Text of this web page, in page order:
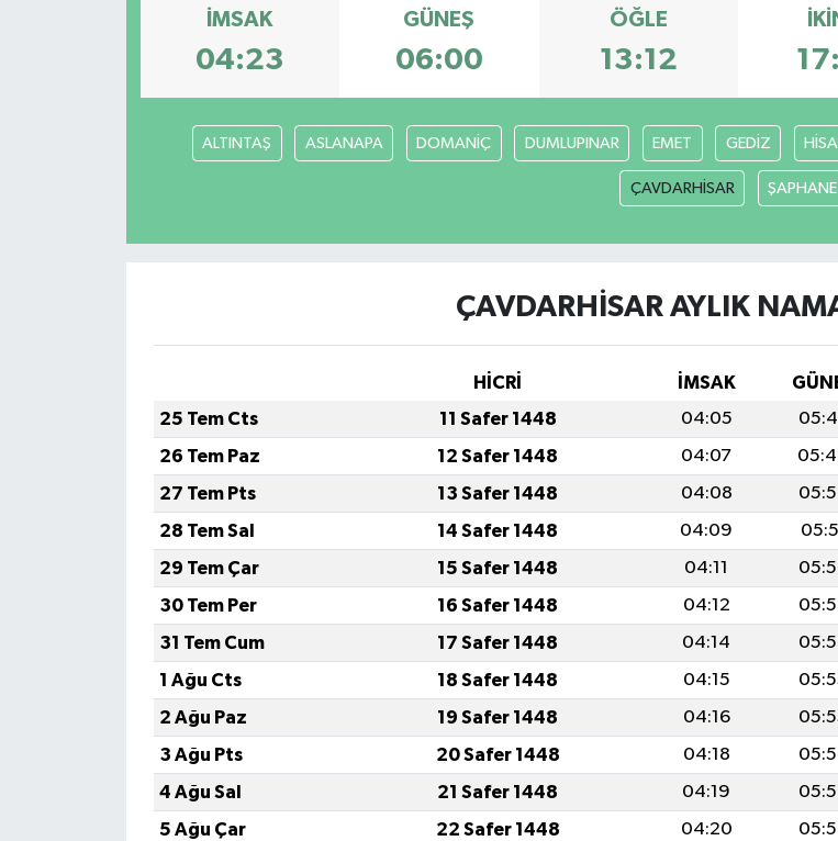
İMSAK
04:23
GÜNEŞ
06:00
ÖĞLE
13:12
ALTINTAŞ ASLANAPA DOMANİÇ DUMLUPINAR EMET GEDİZ
ÇAVDARHİSAR ŞAPHANE
ÇAVDARHİSAR AYLIK
HİCRİ İMSAK
25 Tem Cts
11 Safer 1448 04:05
26 Tem Paz
12 Safer 1448 04:07
27 Tem Pts
13 Safer 1448 04:08
28 Tem Sal
14 Safer 1448 04:09
29 Tem Çar
15 Safer 1448 04:11
30 Tem Per
16 Safer 1448 04:12
31 Tem Cum
17 Safer 1448 04:14
1 Ağu Cts
18 Safer 1448 04:15
2 Ağu Paz
19 Safer 1448 04:16
3 Ağu Pts
20 Safer 1448 04:18
4 Ağu Sal
21 Safer 1448 04:19
5 Ağu Çar
22 Safer 1448 04:20